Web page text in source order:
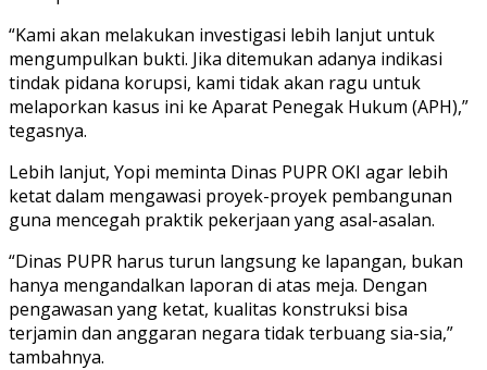
“Kami akan melakukan investigasi lebih lanjut untuk
mengumpulkan bukti. Jika ditemukan adanya indikasi
tindak pidana korupsi, kami tidak akan ragu untuk
melaporkan kasus ini ke Aparat Penegak Hukum (APH),”
tegasnya.
Lebih lanjut, Yopi meminta Dinas PUPR OKI agar lebih
ketat dalam mengawasi proyek-proyek pembangunan
guna mencegah praktik pekerjaan yang asal-asalan.
“Dinas PUPR harus turun langsung ke lapangan, bukan
hanya mengandalkan laporan di atas meja. Dengan
pengawasan yang ketat, kualitas konstruksi bisa
terjamin dan anggaran negara tidak terbuang sia-sia,”
tambahnya.